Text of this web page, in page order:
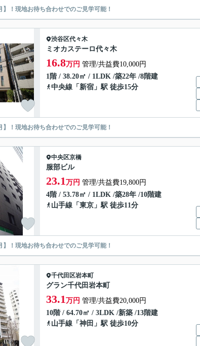
】！現地お待ち合わせでのご見学可能！
渋谷区代々木
ミオカステーロ代々木
16.8万円 管理/共益費10,000円
1階 / 38.20㎡ / 1LDK /築22年 /8階建
中央線 「 新宿 」駅 徒歩15分
】！現地お待ち合わせでのご見学可能！
中央区京橋
服部ビル
23.1万円 管理/共益費19,800円
4階 / 53.78㎡ / 1LDK /築28年 /10階建
山手線 「 東京 」駅 徒歩11分
】！現地お待ち合わせでのご見学可能！
千代田区岩本町
グラン千代田岩本町
33.1万円 管理/共益費20,000円
10階 / 64.70㎡ / 3LDK /新築 /13階建
山手線 「 神田 」駅 徒歩10分